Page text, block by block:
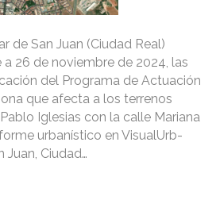
de San Juan (Ciudad Real)
26 de noviembre de 2024, las
del Programa de Actuación
que afecta a los terrenos
Iglesias con la calle Mariana
urbanístico en VisualUrb-
Juan, Ciudad…